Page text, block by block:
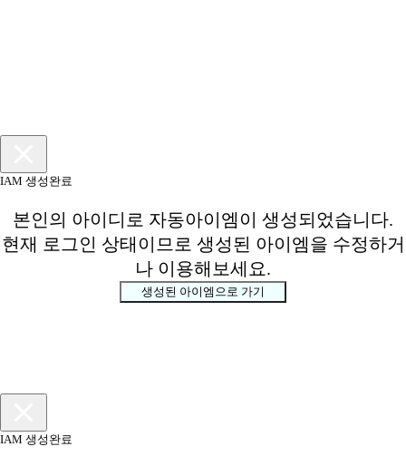
IAM 생성완료
본인의 아이디로 자동아이엠이 생성되었습니다.
현재 로그인 상태이므로 생성된 아이엠을 수정하거
나 이용해보세요.
생성된 아이엠으로 가기
IAM 생성완료